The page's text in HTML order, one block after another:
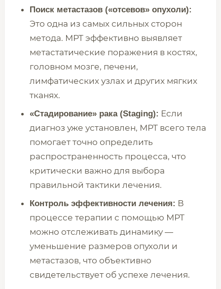
Поиск метастазов («отсевов» опухоли):
Это одна из самых сильных сторон
метода. МРТ эффективно выявляет
метастатические поражения в костях,
головном мозге, печени,
лимфатических узлах и других мягких
тканях.
«Стадирование» рака (Staging): Если
диагноз уже установлен, МРТ всего тела
помогает точно определить
распространенность процесса, что
критически важно для выбора
правильной тактики лечения.
Контроль эффективности лечения: В
процессе терапии с помощью МРТ
можно отслеживать динамику —
уменьшение размеров опухоли и
метастазов, что объективно
свидетельствует об успехе лечения.